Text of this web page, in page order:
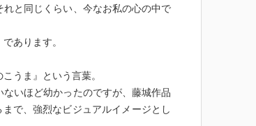
れと同じくらい、今なお私の心の中で
あります。
うま』という言葉。
いほど幼かったのですが、藤城作品
で、強烈なビジュアルイメージとし